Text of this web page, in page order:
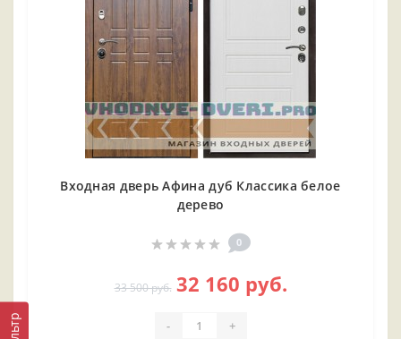
Входная дверь Афина дуб Классика белое
дерево
0
33 500 руб. 32 160 руб.
- +